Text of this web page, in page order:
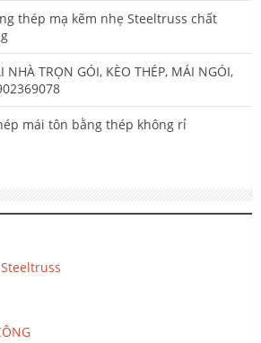
thép mạ kẽm nhẹ Steeltruss chất
NHÀ TRỌN GÓI, KÈO THÉP, MÁI NGÓI,
mái tôn bằng thép không rỉ